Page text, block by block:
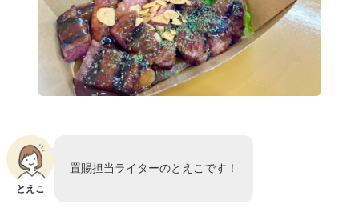
とえこ
置賜担当ライターのとえこです！